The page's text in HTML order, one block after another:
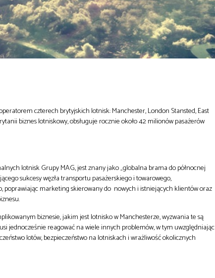
czterech brytyjskich lotnisk: Manchester, London Stansted, East
biznes lotniskowy, obsługuje rocznie około 42 milionów pasażerów
lotnisk Grupy MAG, jest znany jako „globalna brama do północnej
sukcesy węzła transportu pasażerskiego i towarowego,
poprawiając marketing skierowany do nowych i istniejących klientów oraz
biznesie, jakim jest lotnisko w Manchesterze, wyzwania te są
jednocześnie reagować na wiele innych problemów, w tym uwzględniając
lotów, bezpieczeństwo na lotniskach i wrażliwość okolicznych